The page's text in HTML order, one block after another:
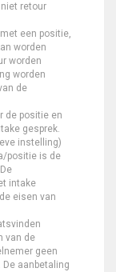
retour
een positie,
worden
worden
worden
de
de positie en
gesprek.
instelling)
positie is de
intake
eisen van
van de
geen
aanbetaling